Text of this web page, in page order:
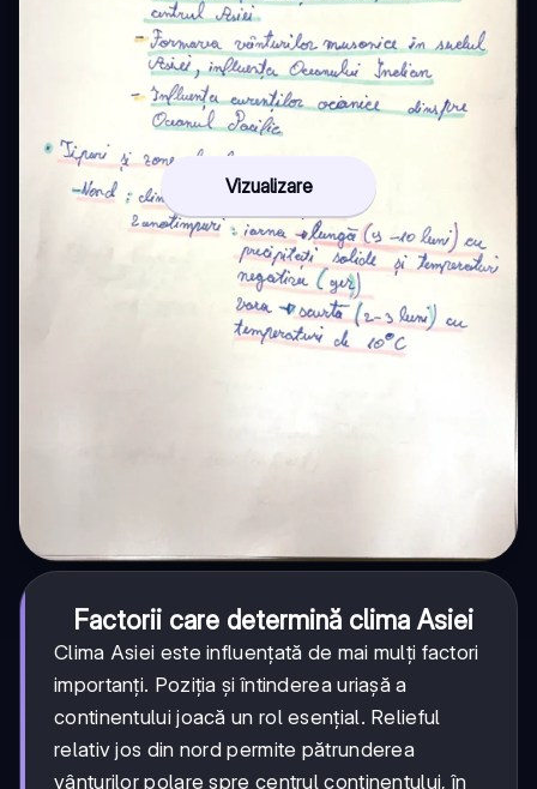
Vizualizare
Factorii care determină clima Asiei
Clima Asiei este influențată de mai mulți factori
importanți. Poziția și întinderea uriașă a
continentului joacă un rol esențial. Relieful
relativ jos din nord permite pătrunderea
vânturilor polare spre centrul continentului, în